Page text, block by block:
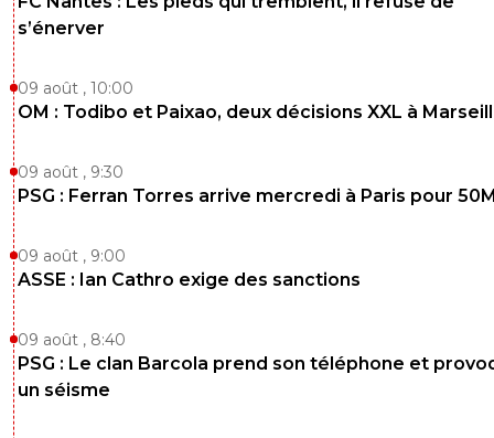
s’énerver
09 août , 10:00
OM : Todibo et Paixao, deux décisions XXL à
09 août , 9:30
PSG : Ferran Torres arrive mercredi à Paris pour
09 août , 9:00
ASSE : Ian Cathro exige des sanctions
09 août , 8:40
PSG : Le clan Barcola prend son téléphone et
un séisme